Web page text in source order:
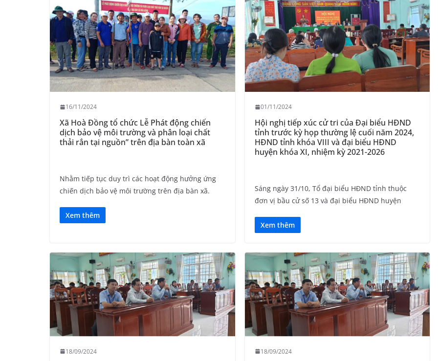
16/11/2024
Xã Hoà Đồng tổ chức Lễ Phát động chiến
dịch bảo vệ môi trường và phân loại chất
thải rắn tại nguồn” trên địa bàn toàn xã
Nhằm tiếp tục duy trì các hoạt động hưởng ứng
chiến dịch bảo vệ môi trường trên địa bàn xã.
Xem thêm
01/11/2024
Hội nghị tiếp xúc cử tri của Đại biểu HĐND
tỉnh trước kỳ họp thường lệ cuối năm 2024,
HĐND tỉnh khóa VIII và đại biểu HĐND
huyện khóa XI, nhiệm kỳ 2021-2026
Sáng ngày 31/10, Tổ đại biểu HĐND tỉnh thuộc
đơn vị bầu cử số 13 và đại biểu HĐND huyện
Xem thêm
18/09/2024 18/09/2024